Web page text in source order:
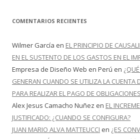
COMENTARIOS RECIENTES
Wilmer García en EL PRINCIPIO DE
EN EL SUSTENTO DE LOS GASTOS EN EL
Empresa de Diseño Web en Perú en
GENERAN CUANDO SE UTILIZA LA CUENTA
PARA REALIZAR EL PAGO DE
Alex Jesus Camacho Nuñez en EL
JUSTIFICADO: ¿CUANDO SE CONFIGURA?
JUAN MARIO ALVA MATTEUCCI en ¿ES